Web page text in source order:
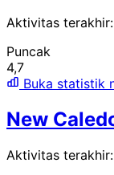
Aktivitas
Puncak
4,7
Buka statistik
New
Aktivitas